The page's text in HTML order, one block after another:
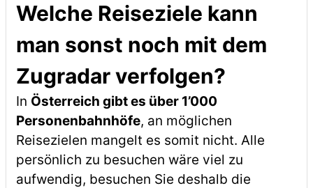
Welche Reiseziele kann
man sonst noch mit dem
Zugradar verfolgen?
In Österreich gibt es über 1’000
Personenbahnhöfe, an möglichen
Reisezielen mangelt es somit nicht. Alle
persönlich zu besuchen wäre viel zu
aufwendig, besuchen Sie deshalb die